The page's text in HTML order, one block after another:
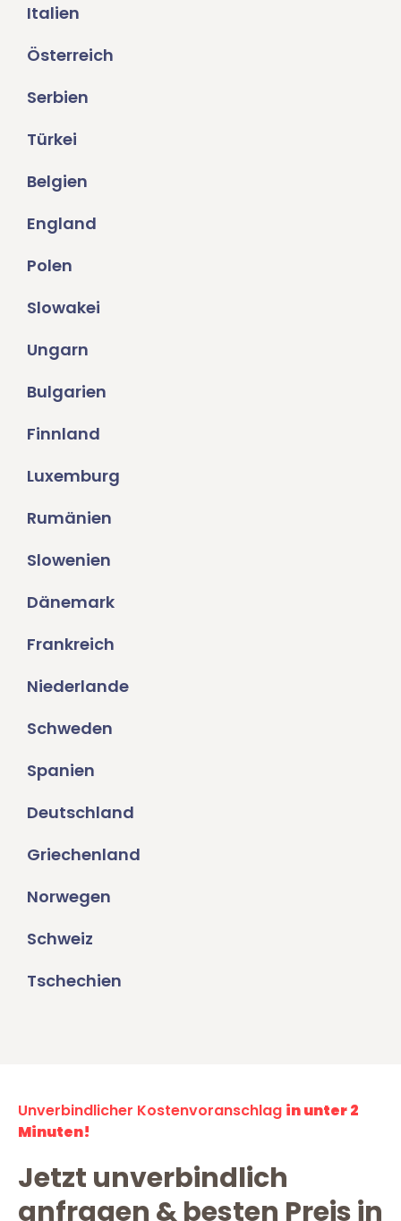
Italien
Österreich
Serbien
Türkei
Belgien
England
Polen
Slowakei
Ungarn
Bulgarien
Finnland
Luxemburg
Rumänien
Slowenien
Dänemark
Frankreich
Niederlande
Schweden
Spanien
Deutschland
Griechenland
Norwegen
Schweiz
Tschechien
Unverbindlicher Kostenvoranschlag in unter 2
Minuten!
Jetzt unverbindlich
anfragen & besten Preis in